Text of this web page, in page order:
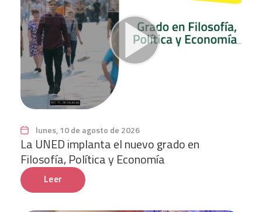
lunes, 10 de agosto de 2026
La UNED implanta el nuevo grado en
Filosofía, Política y Economía
Leer